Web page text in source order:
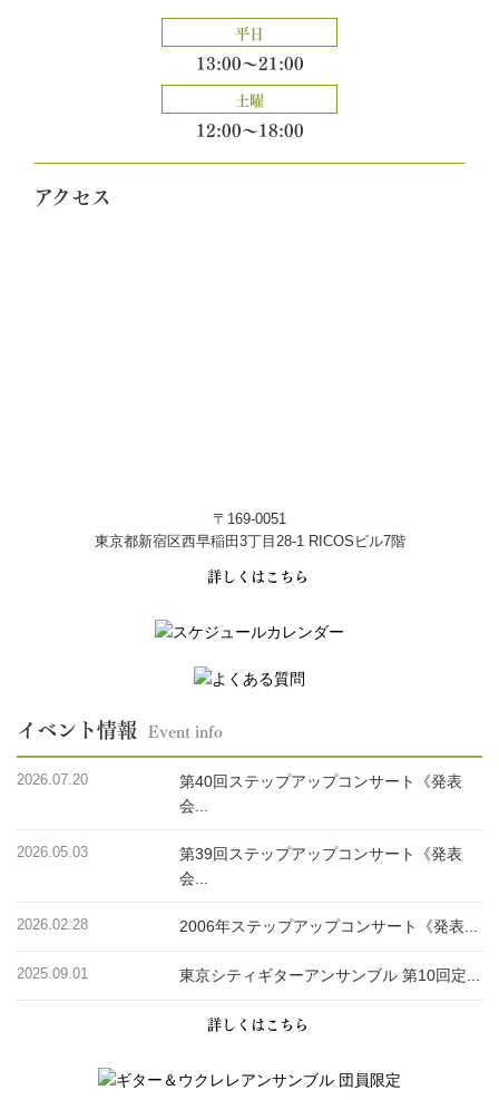
平日
13:00～21:00
土曜
12:00～18:00
アクセス
〒169-0051
東京都新宿区西早稲田3丁目28-1 RICOSビル7階
詳しくはこちら
イベント情報 Event info
2026.07.20
第40回ステップアップコンサート《発表
会...
2026.05.03
第39回ステップアップコンサート《発表
会...
2026.02.28 2006年ステップアップコンサート《発表...
2025.09.01 東京シティギターアンサンブル 第10回定...
詳しくはこちら